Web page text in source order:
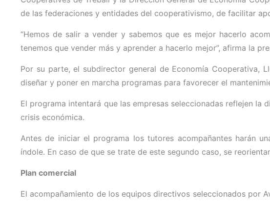
de las federaciones y entidades del cooperativismo, de facilitar
“Hemos de salir a vender y sabemos que es mejor hacerlo
tenemos que vender más y aprender a hacerlo mejor”, afirma la
Por su parte, el subdirector general de Economía Cooperativa,
diseñar y poner en marcha programas para favorecer el
El programa intentará que las empresas seleccionadas reflejen
crisis económica.
Antes de iniciar el programa los tutores acompañantes harán
índole. En caso de que se trate de este segundo caso, se
Plan comercial
El acompañamiento de los equipos directivos seleccionados por